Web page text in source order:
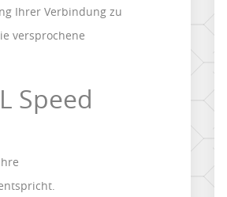
Ihrer Verbindung zu
versprochene
Speed